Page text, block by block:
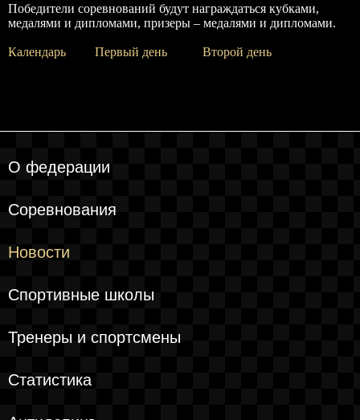
Победители соревнований будут награждаться кубками,
медалями и дипломами, призеры – медалями и дипломами.
Календарь Первый день Второй день
О федерации
Соревнования
Новости
Спортивные школы
Тренеры и спортсмены
Статистика